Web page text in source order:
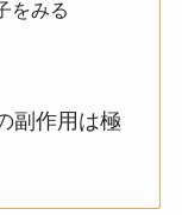
をみる
副作用は極